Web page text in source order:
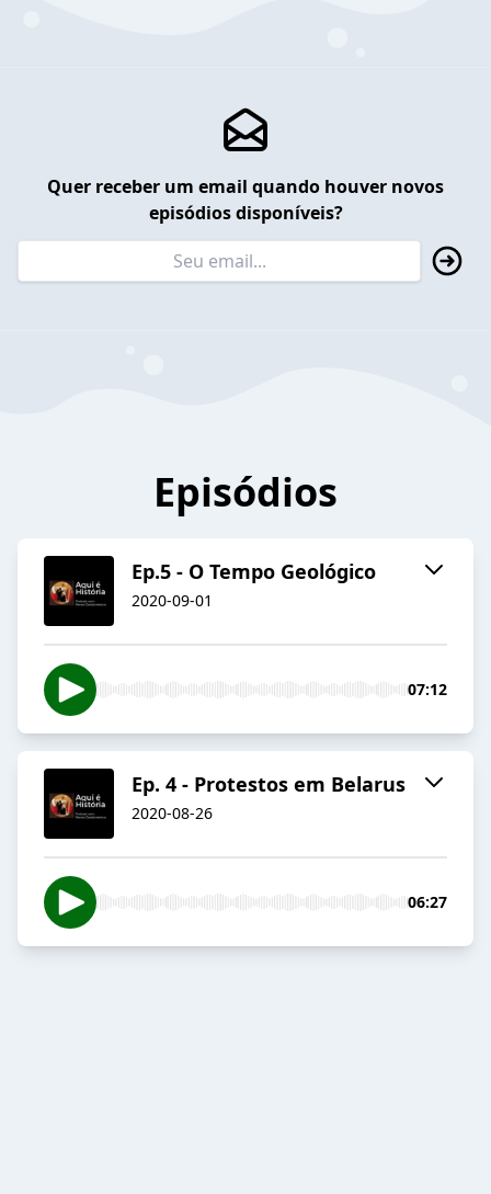
Quer receber um email quando houver novos
episódios disponíveis?
Episódios
Ep.5 - O Tempo Geológico
2020-09-01
07:12
Ep. 4 - Protestos em Belarus
2020-08-26
06:27